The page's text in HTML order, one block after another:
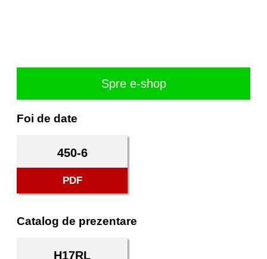
Spre e-shop
Foi de date
450-6
PDF
Catalog de prezentare
H17RL